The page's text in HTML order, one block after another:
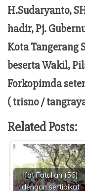
H.Sudaryanto,
hadir, Pj.
Kota Tangerang
beserta Wakil,
Forkopimda
( trisno /
Related Posts:
Ifat Fatullah (56)
dengan sertipikat